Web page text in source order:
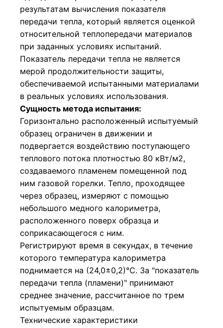
результатам вычисления показателя
передачи тепла, который является оценкой
относительной теплопередачи материалов
при заданных условиях испытаний.
Показатель передачи тепла не является
мерой продолжительности защиты,
обеспечиваемой испытанными материалами
в реальных условиях использования.
Сущность метода испытания:
Горизонтально расположенный испытуемый
образец ограничен в движении и
подвергается воздействию поступающего
теплового потока плотностью 80 кВт/м2,
создаваемого пламенем помещенной под
ним газовой горелки. Тепло, проходящее
через образец, измеряют с помощью
небольшого медного калориметра,
расположенного поверх образца и
соприкасающегося с ним.
Регистрируют время в секундах, в течение
которого температура калориметра
поднимается на (24,0±0,2)°С. За "показатель
передачи тепла (пламени)" принимают
среднее значение, рассчитанное по трем
испытуемым образцам.
Технические характеристики